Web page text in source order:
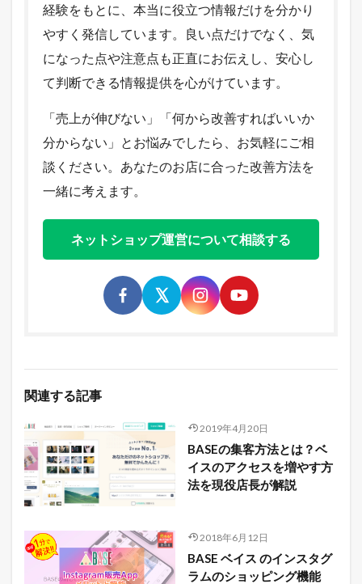
経験をもとに、本当に役立つ情報だけを分かり
やすく発信しています。良い点だけでなく、気
になった点や注意点も正直にお伝えし、安心し
て判断できる情報提供を心がけています。
「売上が伸びない」「何から改善すればいいか
分からない」とお悩みでしたら、お気軽にご相
談ください。あなたのお店に合った改善方法を
一緒に考えます。
ネットショップ運営について相談する
関連する記事
2019年4月20日
BASEの集客方法とは？ベ
イスのアクセスを増やす方
法を現役店長が解説
2018年6月12日
BASE ベイス のインスタグ
ラムのショッピング機能